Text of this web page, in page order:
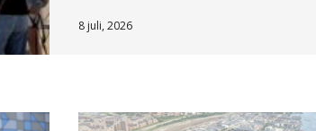
8 juli, 2026